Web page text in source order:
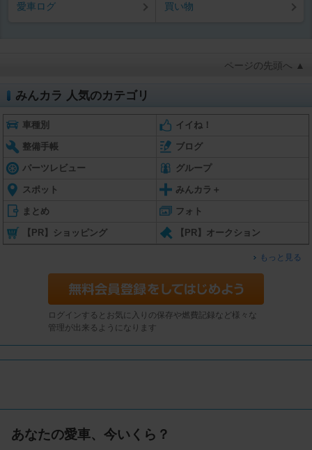
愛車ログ 買い物
ページの先頭へ ▲
みんカラ 人気のカテゴリ
車種別 イイね！
整備手帳 ブログ
パーツレビュー グループ
スポット みんカラ＋
まとめ フォト
【PR】ショッピング 【PR】オークション
もっと見る
ログインするとお気に入りの保存や燃費記録など様々な
管理が出来るようになります
あなたの愛車、今いくら？